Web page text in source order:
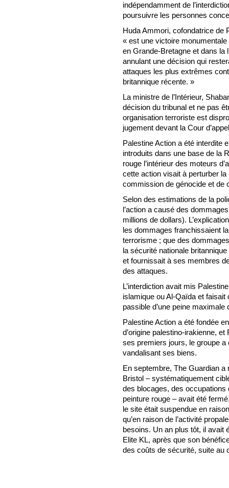
indépendamment de
poursuivre les personnes
Huda Ammori, cofondatrice de
« est une victoire
en Grande-Bretagne et dans la
annulant une décision qui
attaques les plus extrêmes
britannique récente. »
La ministre de l’Intérieur,
décision du tribunal et ne pas
organisation terroriste est
jugement devant la Cour
Palestine Action a été interdite
introduits dans une base de la
rouge l’intérieur des moteurs
cette action visait à perturber
commission de génocide et de
Selon des estimations de la
l’action a causé des
millions de dollars).
les dommages franchissaient
terrorisme ; que des
la sécurité nationale
et fournissait à ses membres
des attaques.
L’interdiction avait mis
islamique ou Al-Qaïda et faisait
passible d’une peine maximale
Palestine Action a été fondée
d’origine palestino-irakienne,
ses premiers jours, le groupe a
vandalisant ses biens.
En septembre, The Guardian a
Bristol – systématiquement
des blocages, des
peinture rouge – avait été
le site était suspendue en
qu’en raison de l’activité
besoins. Un an plus tôt, il avait
Elite KL, après que son
des coûts de sécurité, suite au